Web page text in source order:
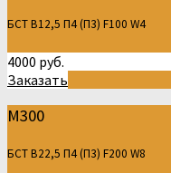
БСТ В12,5 П4 (П3) F100 W4
4000 руб.
Заказать
М300
БСТ В22,5 П4 (П3) F200 W8